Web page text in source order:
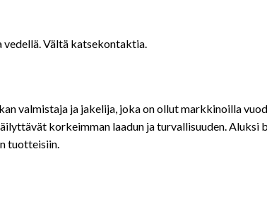
vedellä. Vältä katsekontaktia.
valmistaja ja jakelija, joka on ollut markkinoilla
korkeimman laadun ja turvallisuuden. Aluksi
tuotteisiin.